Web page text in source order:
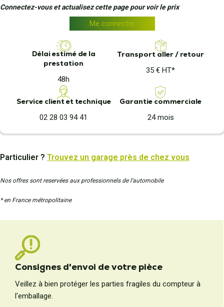
Connectez-vous et actualisez cette page pour voir le prix
Me connecter
Délai estimé de la
prestation
48h
Transport aller / retour
35 € HT*
Service client et technique
02 28 03 94 41
Garantie commerciale
24 mois
Particulier ? Trouvez un garage près de chez vous
Nos offres sont reservées aux professionnels de l’automobile
* en France métropolitaine
Consignes d'envoi de votre pièce
Veillez à bien protéger les parties fragiles du compteur à
l'emballage.